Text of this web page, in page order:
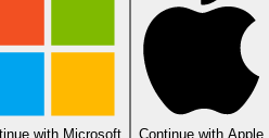
with Microsoft Continue with Apple